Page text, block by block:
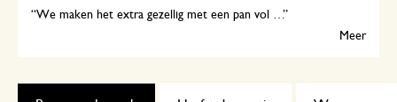
We maken het extra gezellig met een pan vol comfortfood of een goed gevulde borrelplank. Denk aan huisgemaakte pasta met een kruidige saus of hapjes in rustieke schaaltjes. Alles wat je nodig hebt om met aandacht te koken en te delen.
Meer